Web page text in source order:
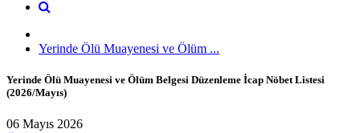
Yerinde Ölü Muayenesi ve Ölüm ...
Yerinde Ölü Muayenesi ve Ölüm Belgesi Düzenleme İcap Nöbet Listesi
(2026/Mayıs)
06 Mayıs 2026